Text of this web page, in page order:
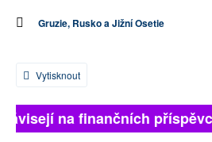
Gruzie, Rusko a Jižní Osetie
Vytisknout
na finančních